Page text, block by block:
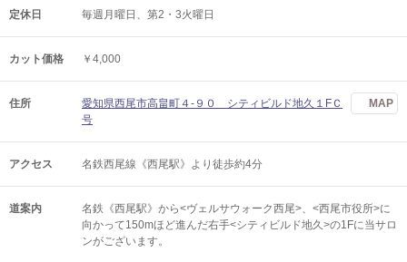
定休日 毎週月曜日、第2・3火曜日
カット価格 ￥4,000
住所
愛知県西尾市高畠町４‐９０ シティビルド地久１FＣ
号
MAP
アクセス 名鉄西尾線《西尾駅》より徒歩約4分
道案内
名鉄《西尾駅》から<ヴェルサウォーク西尾>、<西尾市役所>に
向かって150mほど進んだ右手<シティビルド地久>の1Fに当サロ
ンがございます。